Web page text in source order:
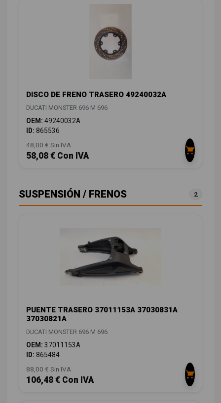
DISCO DE FRENO TRASERO 49240032A
DUCATI MONSTER 696 M 696
OEM: 49240032A
ID: 865536
48,00 € Sin IVA
58,08 € Con IVA
SUSPENSIÓN / FRENOS 2
PUENTE TRASERO 37011153A 37030831A
37030821A
DUCATI MONSTER 696 M 696
OEM: 37011153A
ID: 865484
88,00 € Sin IVA
106,48 € Con IVA